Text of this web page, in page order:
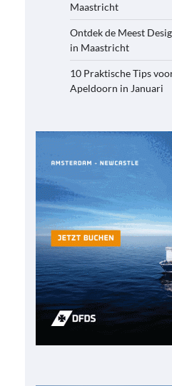
Maastricht
Ontdek de Meest
in Maastricht
10 Praktische Tips
Apeldoorn in Januari